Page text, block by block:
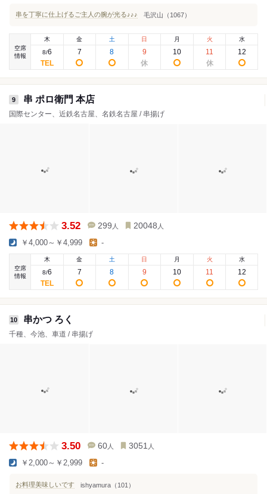
串を丁寧に仕上げるご主人の腕が光る♪♪♪ 毛沢山（1067）
空席
情報
木
8/6
金
7
土
8
日
9
月
10
火
11
水
12
9 串 ポロ衛門 本店
国際センター、近鉄名古屋、名鉄名古屋 / 串揚げ
3.52 299 人 20048 人
￥4,000～￥4,999 -
空席
情報
木
8/6
金
7
土
8
日
9
月
10
火
11
水
12
10 串かつ ろく
千種、今池、車道 / 串揚げ
3.50 60 人 3051 人
￥2,000～￥2,999 -
お料理美味しいです
ishyamura（101）